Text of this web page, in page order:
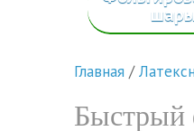
Главная /
Быстрый